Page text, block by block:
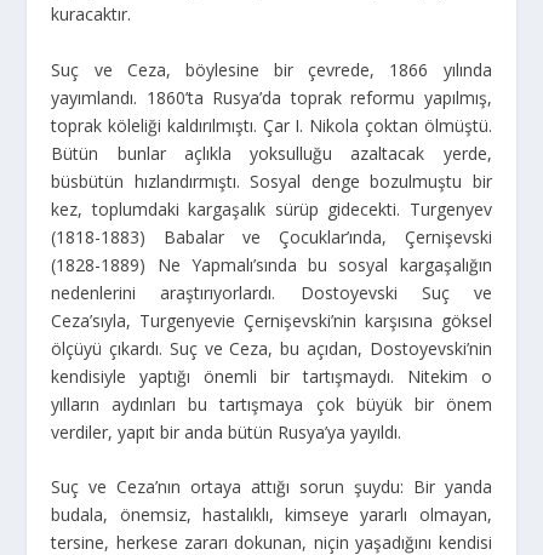
kuracaktır.
Suç ve Ceza, böylesine bir çevrede, 1866 yılında
yayımlandı. 1860’ta Rusya’da toprak reformu yapılmış,
toprak köleliği kaldırılmıştı. Çar I. Nikola çoktan ölmüştü.
Bütün bunlar açlıkla yoksulluğu azaltacak yerde,
büsbütün hızlandırmıştı. Sosyal denge bozulmuştu bir
kez, toplumdaki kargaşalık sürüp gidecekti. Turgenyev
(1818-1883) Babalar ve Çocuklar’ında, Çernişevski
(1828-1889) Ne Yapmalı’sında bu sosyal kargaşalığın
nedenlerini araştırıyorlardı. Dostoyevski Suç ve
Ceza’sıyla, Turgenyevie Çernişevski’nin karşısına göksel
ölçüyü çıkardı. Suç ve Ceza, bu açıdan, Dostoyevski’nin
kendisiyle yaptığı önemli bir tartışmaydı. Nitekim o
yılların aydınları bu tartışmaya çok büyük bir önem
verdiler, yapıt bir anda bütün Rusya’ya yayıldı.
Suç ve Ceza’nın ortaya attığı sorun şuydu: Bir yanda
budala, önemsiz, hastalıklı, kimseye yararlı olmayan,
tersine, herkese zararı dokunan, niçin yaşadığını kendisi